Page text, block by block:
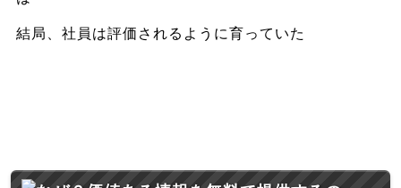
結局、社員は評価されるように育っていた